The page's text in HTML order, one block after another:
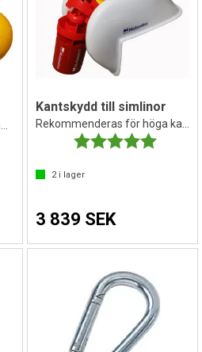
Kantskydd till simlinor
Betyg:
2i lager
3 839 SEK